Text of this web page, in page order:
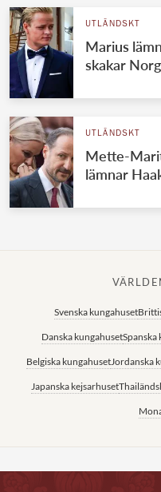
UTLÄNDSKT
Marius
skakar
UTLÄNDSKT
Mette-
lämnar
Svenska kungahuset
Danska kungahusetSpanska
Belgiska kungahusetJordanska
Japanska kejsarhuset